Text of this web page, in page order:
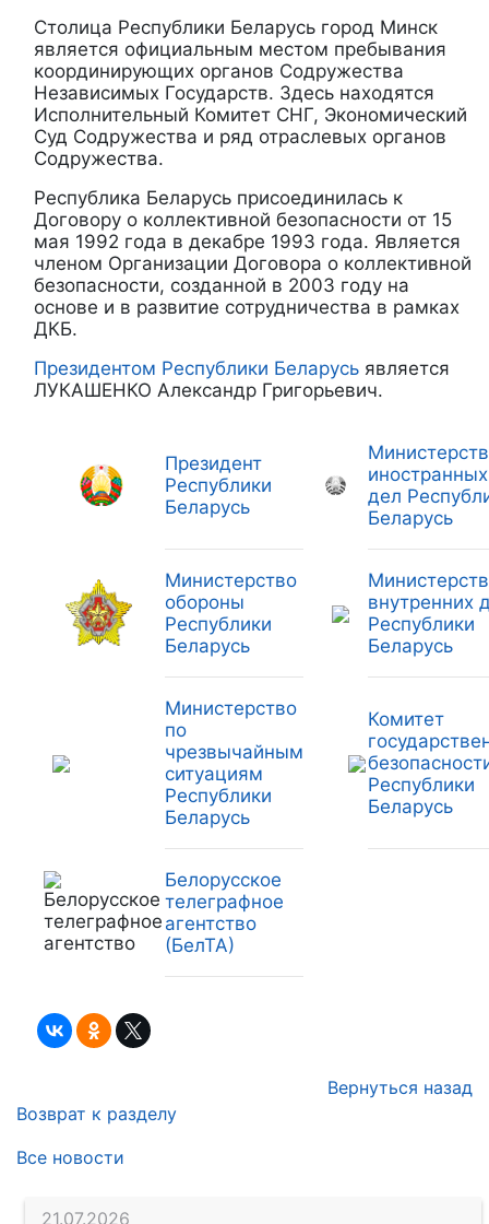
21.07.2026
Cтолица Республики Беларусь город Минск
является официальным местом пребывания
координирующих органов Содружества
Независимых Государств. Здесь находятся
Исполнительный Комитет СНГ, Экономический
Суд Содружества и ряд отраслевых органов
Содружества.
Республика Беларусь присоединилась к
Договору о коллективной безопасности от 15
мая 1992 года в декабре 1993 года. Является
членом Организации Договора о коллективной
безопасности, созданной в 2003 году на
основе и в развитие сотрудничества в рамках
ДКБ.
Президентом Республики Беларусь является
ЛУКАШЕНКО Александр Григорьевич.
Президент
Республики
Беларусь
иностранных
дел
Беларусь
Министерство
обороны
Республики
Беларусь
внутренних
Республики
Беларусь
Министерство
по
чрезвычайным
ситуациям
Республики
Беларусь
Комитет
Республики
Беларусь
Белорусское
телеграфное
агентство
(БелТА)
Вернуться назад
Возврат к разделу
Все новости